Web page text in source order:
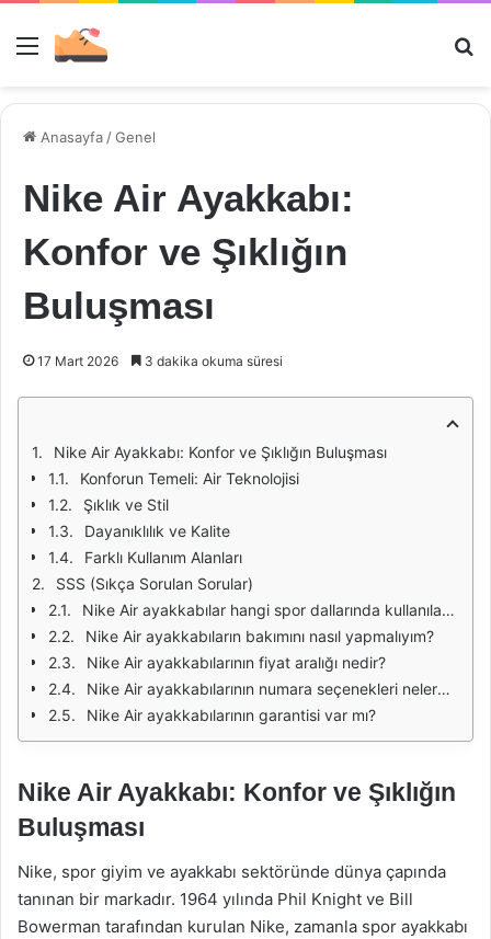
Menü
Anasayfa /Genel
Nike Air Ayakkabı:
Konfor ve Şıklığın
Buluşması
17 Mart 2026 3 dakika okuma süresi
Nike Air Ayakkabı: Konfor ve Şıklığın Buluşması
Konforun Temeli: Air Teknolojisi
Şıklık ve Stil
Dayanıklılık ve Kalite
Farklı Kullanım Alanları
SSS (Sıkça Sorulan Sorular)
Nike Air ayakkabılar hangi spor dallarında kullanılabilir?
Nike Air ayakkabıların bakımını nasıl yapmalıyım?
Nike Air ayakkabılarının fiyat aralığı nedir?
Nike Air ayakkabılarının numara seçenekleri nelerdir?
Nike Air ayakkabılarının garantisi var mı?
Nike Air Ayakkabı: Konfor ve Şıklığın
Buluşması
Nike, spor giyim ve ayakkabı sektöründe dünya çapında
tanınan bir markadır. 1964 yılında Phil Knight ve Bill
Bowerman tarafından kurulan Nike, zamanla spor ayakkabı